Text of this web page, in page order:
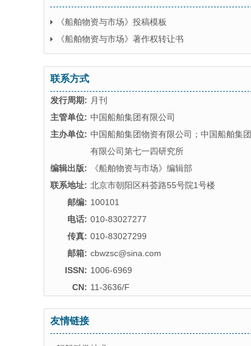
《船舶物资与市场》投稿模板
《船舶物资与市场》著作权转让书
联系方式
发行周期: 月刊
主管单位: 中国船舶集团有限公司
主办单位: 中国船舶集团物资有限公司；中国船舶集团
有限公司第七一四研究所
编辑出版:
《船舶物资与市场》编辑部
联系地址: 北京市朝阳区科荟路55号院1号楼
邮编: 100101
电话: 010-83027277
传真: 010-83027299
邮箱: cbwzsc@sina.com
ISSN: 1006-6969
CN: 11-3636/F
友情链接